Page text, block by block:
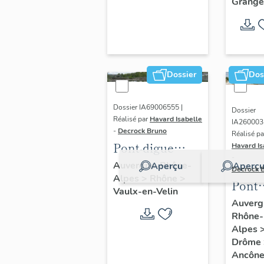
Dossier
Aperçu
Dossier IA69006555 |
Réalisé par Havard Isabelle
- Decrock Bruno
Pont-digue
routier
Auvergne-Rhône-
Alpes
Vaulx-en-Velin
Aperçu
Dossier
Réalisé
Havard
Decrock
Pont
dit
Rhône-
Alpes
Drôme
Ancône